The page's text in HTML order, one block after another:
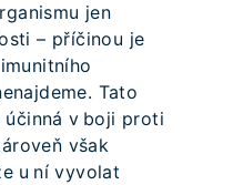
jen
– příčinou je
Tato
účinná v boji proti
však
u ní vyvolat